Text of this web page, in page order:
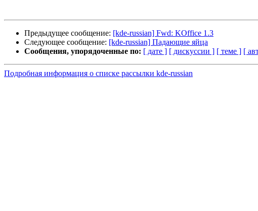
Предыдущее сообщение: [kde-russian] Fwd: KOffice 1.3
Следующее сообщение: [kde-russian] Падающие яйца
Сообщения, упорядоченные по: [ дате ] [ дискуссии ] [ теме ] [
Подробная информация о списке рассылки kde-russian